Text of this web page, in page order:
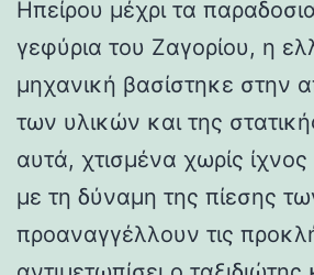
Ηπείρου μέχρι τα
γεφύρια του Ζαγορίου, η
μηχανική βασίστηκε στην
των υλικών και της
αυτά, χτισμένα χωρίς
με τη δύναμη της πίεσης
προαναγγέλλουν τις